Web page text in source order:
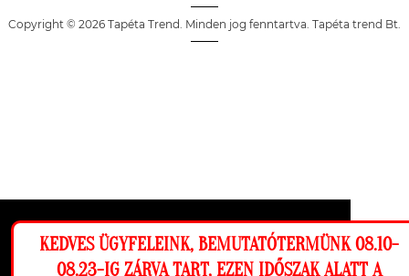
Ez a weboldal cookie-kat használ, hogy a
lehető legjobb élményt nyújtsa honlapunkon.
Copyright © 2026 Tapéta Trend. Minden jog fenntartva. Tapéta trend Bt.
KEDVES ÜGYFELEINK, BEMUTATÓTERMÜNK 08.10-
08.23-IG ZÁRVA TART, EZEN IDŐSZAK ALATT A